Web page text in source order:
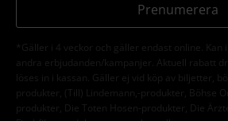
Prenumerera
*Gäller i 4 veckor och gäller endast online. Kan
andra erbjudanden/kampanjer. Aktuell rabatt
löses in i kassan. Gäller ej vid köp av biljetter,
produkter, (Till) Lindemann,-produkter, Böhse
produkter, Die Toten Hosen-produkter, Die